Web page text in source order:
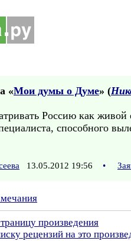
«Мои думы о Думе» (
Россию как живой
способного
13.05.2012 19:56 •
произведения
рецензий на это